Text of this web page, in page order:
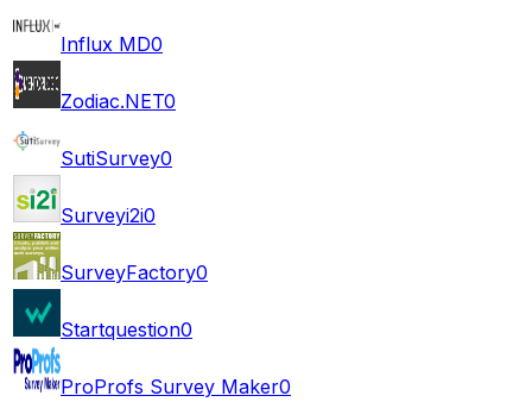
Influx MD0
Zodiac.NET0
SutiSurvey0
Surveyi2i0
SurveyFactory0
Startquestion0
ProProfs Survey Maker0